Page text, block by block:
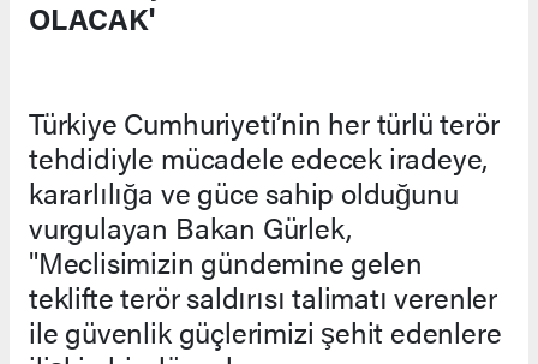
OLACAK'
Türkiye Cumhuriyeti’nin her türlü terör
tehdidiyle mücadele edecek iradeye,
kararlılığa ve güce sahip olduğunu
vurgulayan Bakan Gürlek,
"Meclisimizin gündemine gelen
teklifte terör saldırısı talimatı verenler
ile güvenlik güçlerimizi şehit edenlere